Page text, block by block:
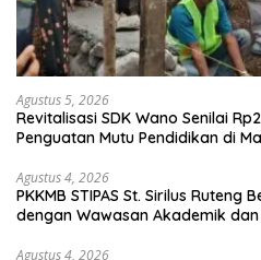
Agustus 5, 2026
Revitalisasi SDK Wano Senilai
Penguatan Mutu Pendidikan di
Agustus 4, 2026
PKKMB STIPAS St. Sirilus Ruteng
dengan Wawasan Akademik
Agustus 4, 2026